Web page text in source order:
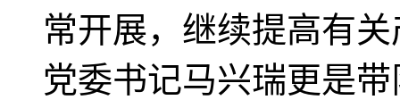
常开展，继续提高有
党委书记马兴瑞更是